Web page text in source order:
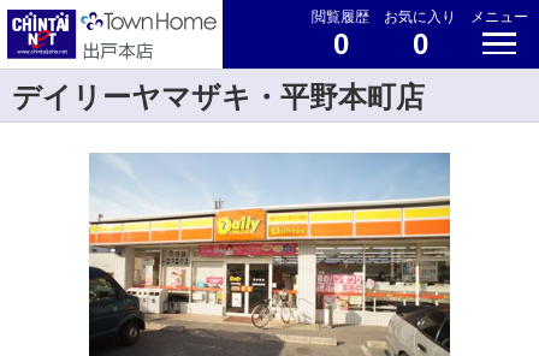
閲覧履歴
0
お気に入り
0
メニュー
デイリーヤマザキ・平野本町店